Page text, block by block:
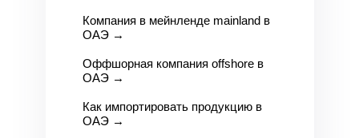
Компания в мейнленде mainland в
ОАЭ →
Оффшорная компания offshore в
ОАЭ →
Как импортировать продукцию в
ОАЭ →